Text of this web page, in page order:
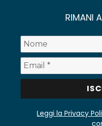
RIMANI
Leggi la Privacy